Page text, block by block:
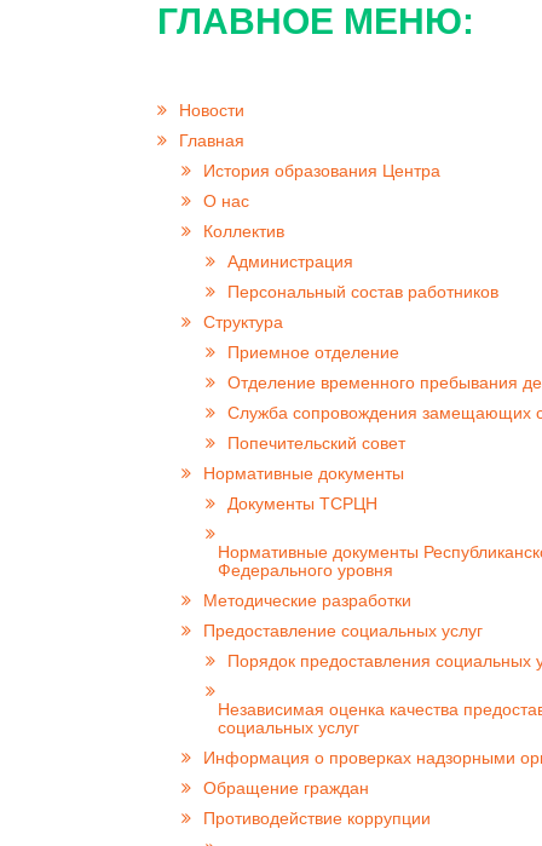
ГЛАВНОЕ МЕНЮ:
Новости
Главная
История образования Центра
О нас
Коллектив
Администрация
Персональный состав работников
Структура
Приемное отделение
Отделение временного пребывания
Cлужба сопровождения замещающих
Попечительский совет
Нормативные документы
Документы ТСРЦН
Нормативные документы
Федерального уровня
Методические разработки
Предоставление социальных услуг
Порядок предоставления социальных
Независимая оценка качества
социальных услуг
Информация о проверках надзорными
Обращение граждан
Противодействие коррупции